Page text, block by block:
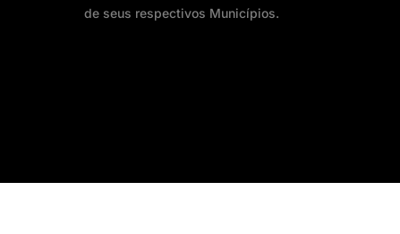
de seus respectivos Municípios.